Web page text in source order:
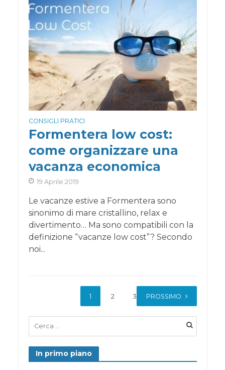
CONSIGLI PRATICI
Formentera low cost:
come organizzare una
vacanza economica
19 Aprile 2019
Le vacanze estive a Formentera sono
sinonimo di mare cristallino, relax e
divertimento… Ma sono compatibili con la
definizione “vacanze low cost”? Secondo
noi...
1 2 3 PROSSIMO
In primo piano